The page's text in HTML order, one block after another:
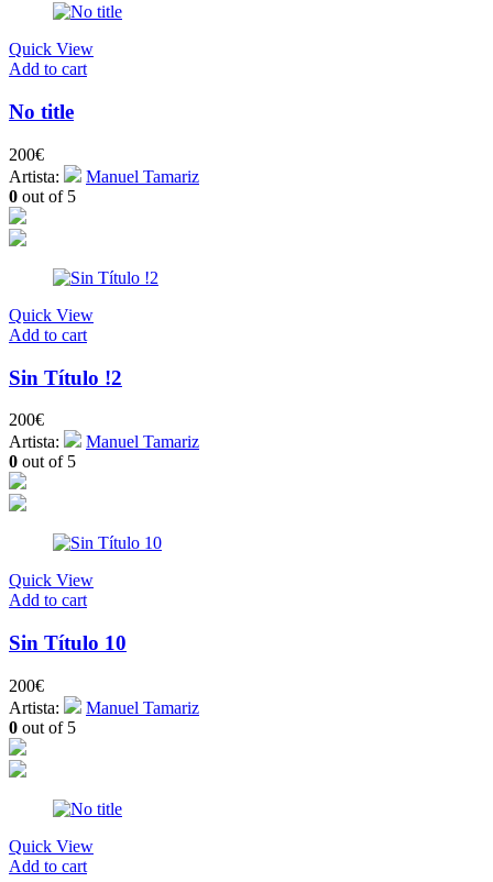
Quick View
Add to cart
No title
200€
Artista:
Manuel Tamariz
0 out of 5
Quick View
Add to cart
Sin Título !2
200€
Artista:
Manuel Tamariz
0 out of 5
Quick View
Add to cart
Sin Título 10
200€
Artista:
Manuel Tamariz
0 out of 5
Quick View
Add to cart